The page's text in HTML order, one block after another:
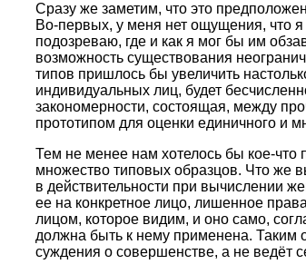
Сразу же заметим, что это
Во-первых, у меня нет ощущения, что
подозреваю, где и как я мог бы им
возможность существования
типов пришлось бы увеличить
индивидуальных лиц, будет
закономерности, состоящая, между
прототипом для оценки единичного и
Тем не менее нам хотелось бы кое-что
множество типовых образцов. Что же
в действительности при вычислении
ее на конкретное лицо, лишенное
лицом, которое видим, и оно само,
должна быть к нему применена. Таким
суждения о совершенстве, а не ведёт